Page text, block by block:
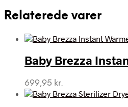
Relaterede varer
Baby Brezza
699,95 kr.